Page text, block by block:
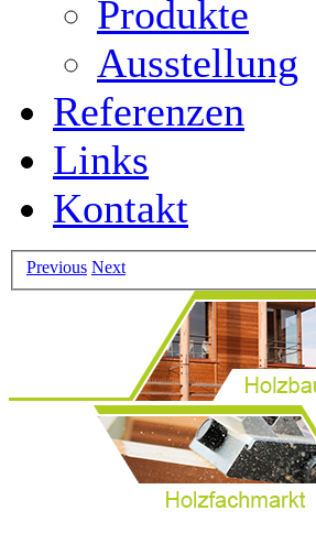
Produkte
Ausstellung
Referenzen
Links
Kontakt
Previous Next